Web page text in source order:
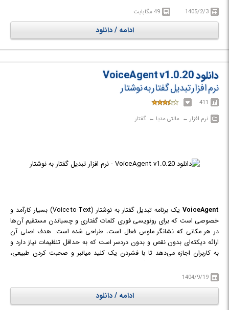
از قابلیت های نرم افزار، امکان تبدیل متن به بریل (braille) خواهد بود. این نرم
افزار می تواند امکان تحصیل و کار با کامپیوترهای معمولی را برای کاربران نابینا
میسر کند تا آن ها نیز بتوانند به شبکه های اجتماعی، خرید های آنلاین، انجام
امور بانکی اینترنتی و ... بپردازند.
1405/2/3 49 مگابایت
ادامه / دانلود
دانلود VoiceAgent v1.0.20
نرم افزار تبدیل گفتار به نوشتار
411
نرم افزار‎ ← ‏ مالتی مدیا‎ ← ‏ گفتار
VoiceAgent
یک برنامه تبدیل گفتار به نوشتار (Voice-to-Text) بسیار کارآمد و
خصوصی است که برای رونویسی فوری کلمات گفتاری و چسباندن مستقیم آن‌ها
در هر مکانی که نشانگر ماوس فعال است، طراحی شده است. هدف اصلی آن
ارائه دیکته‌ای بدون نقص و بدون دردسر است که به حداقل تنظیمات نیاز دارد و
به کاربران اجازه می‌دهد تا با فشردن یک کلید میانبر و صحبت کردن طبیعی،
می‌شود، به این معنی که نیازی به اتصال به اینترنت نیست و تمام پردازش‌ها
کاملاً خارج از فضای ابری انجام می‌شود. این معماری آن را به یک راه‌حل ایده‌آل و
آماده برای شرکت‌ها تبدیل می‌کند که علاوه بر دیکته استاندارد، شامل "حالت‌های
1404/9/19
ادامه / دانلود